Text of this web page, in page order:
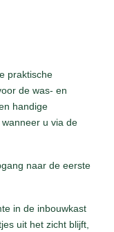
praktische
de was- en
handige
u via de
naar de eerste
in de inbouwkast
uit het zicht blijft,